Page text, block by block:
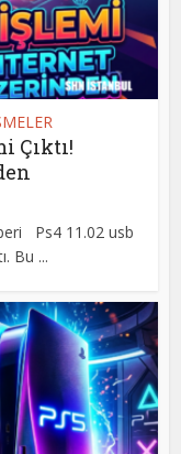
Çıktı!
Ps4 11.02 usb
Bu ...